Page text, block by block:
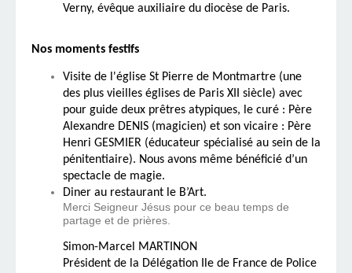
Verny, évêque auxiliaire du diocèse de Paris.
Nos moments festifs
Visite de l'église St Pierre de Montmartre (une
des plus vieilles églises de Paris XII siècle) avec
pour guide deux prêtres atypiques, le curé : Père
Alexandre DENIS (magicien) et son vicaire : Père
Henri GESMIER (éducateur spécialisé au sein de la
pénitentiaire). Nous avons même bénéficié d’un
spectacle de magie.
Diner au restaurant le B’Art.
Merci Seigneur Jésus pour ce beau temps de
partage et de prières.
Simon-Marcel MARTINON
Président de la Délégation Ile de France de Police